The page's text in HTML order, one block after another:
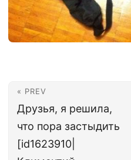
« PREV
Друзья, я решила,
что пора застыдить
[id1623910|